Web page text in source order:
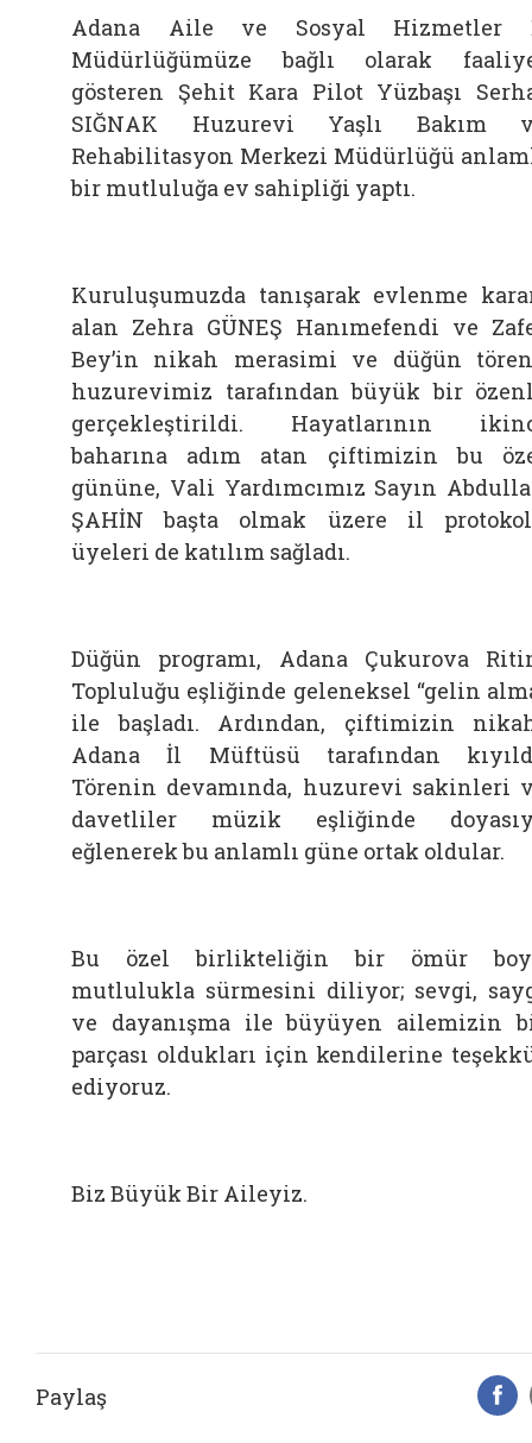
Adana Aile ve Sosyal Hizmetler
Müdürlüğümüze bağlı olarak
gösteren Şehit Kara Pilot Yüzbaşı
SIĞNAK Huzurevi Yaşlı Bakım
Rehabilitasyon Merkezi Müdürlüğü
bir mutluluğa ev sahipliği yaptı.
Kuruluşumuzda tanışarak evlenme
alan Zehra GÜNEŞ Hanımefendi ve
Bey’in nikah merasimi ve düğün
huzurevimiz tarafından büyük bir
gerçekleştirildi. Hayatlarının
baharına adım atan çiftimizin bu
gününe, Vali Yardımcımız Sayın
ŞAHİN başta olmak üzere il
üyeleri de katılım sağladı.
Düğün programı, Adana Çukurova
Topluluğu eşliğinde geleneksel “gelin
ile başladı. Ardından, çiftimizin
Adana İl Müftüsü tarafından
Törenin devamında, huzurevi sakinleri
davetliler müzik eşliğinde
eğlenerek bu anlamlı güne ortak oldular.
Bu özel birlikteliğin bir ömür
mutlulukla sürmesini diliyor; sevgi,
ve dayanışma ile büyüyen ailemizin
parçası oldukları için kendilerine
ediyoruz.
Biz Büyük Bir Aileyiz.
Paylaş